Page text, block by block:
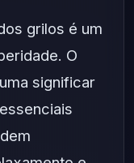
grilos é um
O
significar